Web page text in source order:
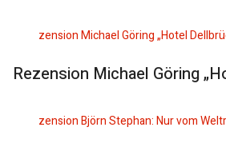
Rezension Michael Göring